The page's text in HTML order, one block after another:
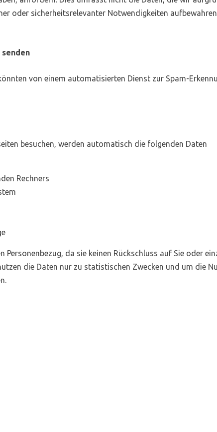
oder sicherheitsrelevanter Notwendigkeiten aufbewahren
von einem automatisierten Dienst zur Spam-
besuchen, werden automatisch die folgenden Daten
Rechners
Personenbezug, da sie keinen Rückschluss auf Sie oder
die Daten nur zu statistischen Zwecken und um die